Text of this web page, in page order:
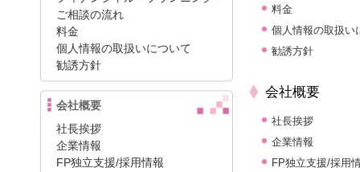
料金
個人情報の取扱い
勧誘方針
会社概要
社長挨拶
企業情報
FP独立支援/採用
ご相談の流れ
料金
個人情報の取扱いについて
勧誘方針
会社概要
社長挨拶
企業情報
FP独立支援/採用情報